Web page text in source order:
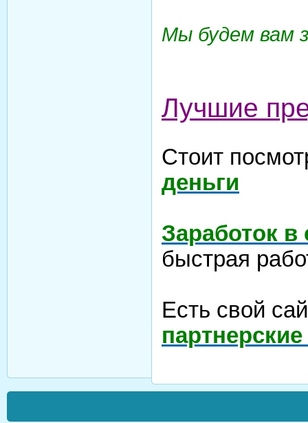
Мы будем вам
Лучшие
Стоит
деньги
Заработок в
быстрая
Есть свой